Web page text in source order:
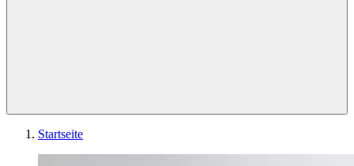
Startseite